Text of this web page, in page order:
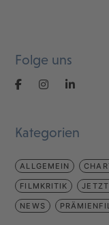
Folge uns
Kategorien
ALLGEMEIN
FILMKRITIK
NEWS